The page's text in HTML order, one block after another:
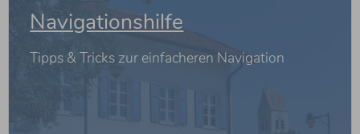
Navigationshilfe
Tipps & Tricks zur einfacheren Navigation